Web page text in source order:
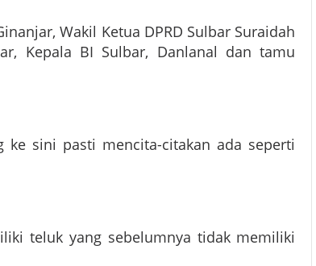
Wakil Ketua DPRD Sulbar Suraidah
Kepala BI Sulbar, Danlanal dan tamu
sini pasti mencita-citakan ada seperti
teluk yang sebelumnya tidak memiliki